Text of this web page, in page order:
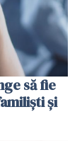
să fie
și